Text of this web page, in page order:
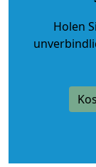
Holen